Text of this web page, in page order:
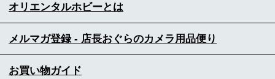
オリエンタルホビーとは
メルマガ登録 - 店長おぐらのカメラ用品便り
お買い物ガイド